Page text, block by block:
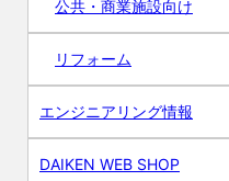
公共・商業施設向け
リフォーム
エンジニアリング情報
DAIKEN WEB SHOP